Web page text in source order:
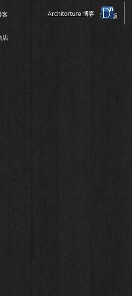
店
手机版
客 Architorture ​​​博客